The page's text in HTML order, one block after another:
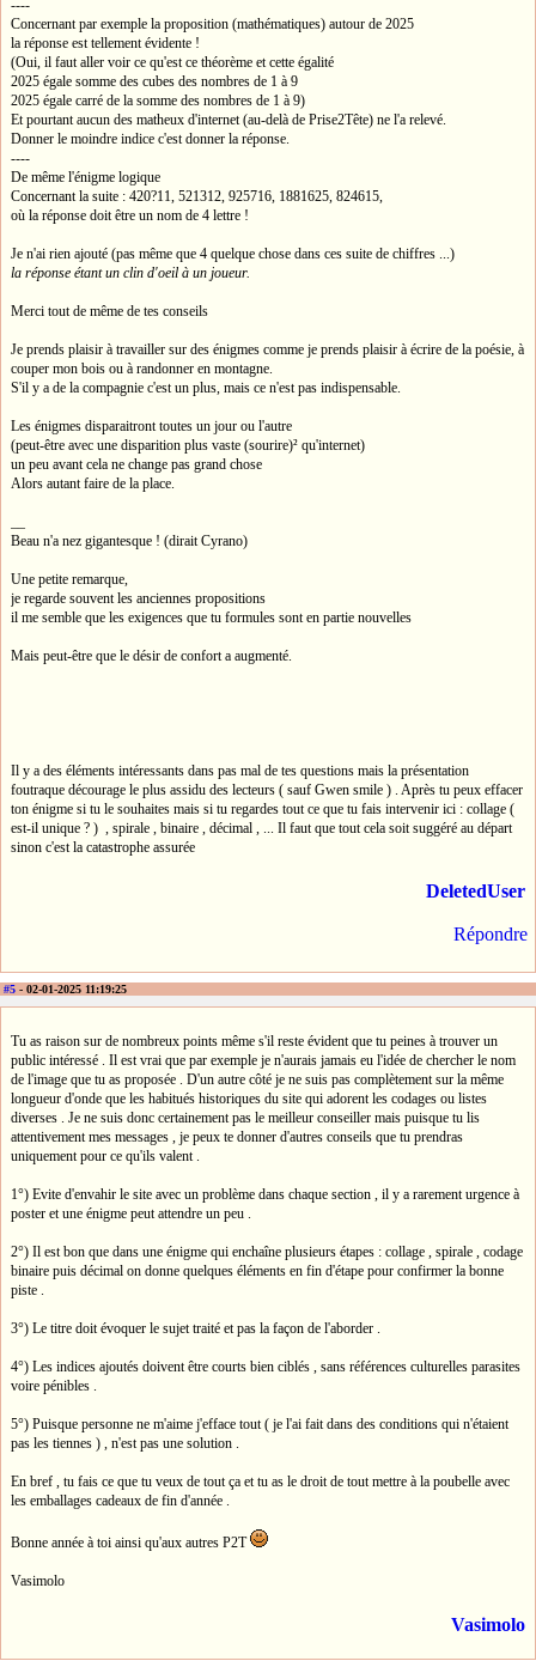
----
Concernant par exemple la proposition (mathématiques) autour de 2025
la réponse est tellement évidente !
(Oui, il faut aller voir ce qu'est ce théorème et cette égalité
2025 égale somme des cubes des nombres de 1 à 9
2025 égale carré de la somme des nombres de 1 à 9)
Et pourtant aucun des matheux d'internet (au-delà de Prise2Tête) ne l'a relevé.
Donner le moindre indice c'est donner la réponse.
----
De même l'énigme logique
Concernant la suite : 420?11, 521312, 925716, 1881625, 824615,
où la réponse doit être un nom de 4 lettre !
Je n'ai rien ajouté (pas même que 4 quelque chose dans ces suite de chiffres ...)
la réponse étant un clin d'oeil à un joueur.
Merci tout de même de tes conseils
Je prends plaisir à travailler sur des énigmes comme je prends plaisir à écrire de la poésie, à
couper mon bois ou à randonner en montagne.
S'il y a de la compagnie c'est un plus, mais ce n'est pas indispensable.
Les énigmes disparaitront toutes un jour ou l'autre
(peut-être avec une disparition plus vaste (sourire)² qu'internet)
un peu avant cela ne change pas grand chose
Alors autant faire de la place.
Beau n'a nez gigantesque ! (dirait Cyrano)
Une petite remarque,
je regarde souvent les anciennes propositions
il me semble que les exigences que tu formules sont en partie nouvelles
Mais peut-être que le désir de confort a augmenté.
Il y a des éléments intéressants dans pas mal de tes questions mais la présentation
foutraque décourage le plus assidu des lecteurs ( sauf Gwen smile ) . Après tu peux effacer
ton énigme si tu le souhaites mais si tu regardes tout ce que tu fais intervenir ici : collage (
est-il unique ? ) , spirale , binaire , décimal , ... Il faut que tout cela soit suggéré au départ
sinon c'est la catastrophe assurée
DeletedUser
Répondre
#5 - 02-01-2025 11:19:25
Tu as raison sur de nombreux points même s'il reste évident que tu peines à trouver un
public intéressé . Il est vrai que par exemple je n'aurais jamais eu l'idée de chercher le nom
de l'image que tu as proposée . D'un autre côté je ne suis pas complètement sur la même
longueur d'onde que les habitués historiques du site qui adorent les codages ou listes
diverses . Je ne suis donc certainement pas le meilleur conseiller mais puisque tu lis
attentivement mes messages , je peux te donner d'autres conseils que tu prendras
uniquement pour ce qu'ils valent .
1°) Evite d'envahir le site avec un problème dans chaque section , il y a rarement urgence à
poster et une énigme peut attendre un peu .
2°) Il est bon que dans une énigme qui enchaîne plusieurs étapes : collage , spirale , codage
binaire puis décimal on donne quelques éléments en fin d'étape pour confirmer la bonne
piste .
3°) Le titre doit évoquer le sujet traité et pas la façon de l'aborder .
4°) Les indices ajoutés doivent être courts bien ciblés , sans références culturelles parasites
voire pénibles .
5°) Puisque personne ne m'aime j'efface tout ( je l'ai fait dans des conditions qui n'étaient
pas les tiennes ) , n'est pas une solution .
En bref , tu fais ce que tu veux de tout ça et tu as le droit de tout mettre à la poubelle avec
les emballages cadeaux de fin d'année .
Bonne année à toi ainsi qu'aux autres P2T
Vasimolo
Vasimolo